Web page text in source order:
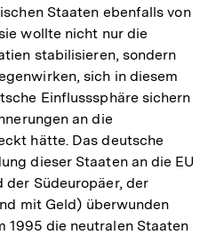
Staaten ebenfalls von
wollte nicht nur die
stabilisieren, sondern
sich in diesem
Einflusssphäre sichern
an die
hätte. Das deutsche
dieser Staaten an die EU
Südeuropäer, der
mit Geld) überwunden
1995 die neutralen Staaten